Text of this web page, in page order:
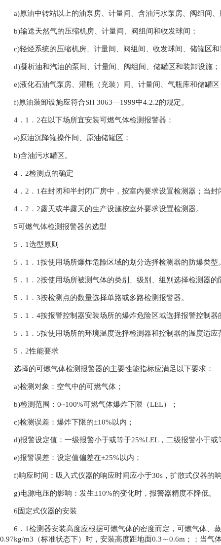
a)原油中转站以上的油泵房、计量间、含油污水泵房、阀组间
b)输送天然气的压缩机房、计量间、阀组间和收发球间；
c)轻烃系统的压缩机房、计量间、阀组间、收发球间、储罐区
d)凝析油和汽油的泵间、计量间、阀组间、储罐区和装卸设施；
e)液化石油气泵房、灌瓶（充装）间、计量间、气瓶库和储罐区
f)原油装卸设施应符合SH 3063—1999中4.2.2的规定。
4．1．2在以下场所宜安装可燃气体检测报警器：
a)原油沉降罐操作间、原油储罐区；
b)含油污水罐区。
4．2检测点的确定
4．2．1在封闭和半封闭厂房中，按室内要求设置检测器；当
4．2．2露天或半露天的生产设施按室外要求设置检测器。
5可燃气体检测报警器的选型
5．1选型原则
5．1．1按使用场所爆炸危险区域的划分选择检测器的防爆类型
5．1．2按使用场所被测气体的类别、级别、组别选择检测器的
5．1．3按检测点的数量选择单路或多路检测报警器。
5．1．4按报警控制器安装场所的爆炸危险区域选择报警控制器
5．1．5按使用场所的环境温度选择检测器和控制器的温度适应
5．2性能要求
选择的可燃气体检测报警器的主要性能指标应满足以下要求：
a)检测对象：空气中的可燃气体；
b)检测范围：0~100%可燃气体爆炸下限（LEL）；
c)检测误差：爆炸下限的±10%以内；
d)报警设定值：一级报警小于或等于25%LEL，二级报警小于或
e)报警误差：设定值偏差在±25%以内；
f)响应时间：吸入式仪器的响应时间应小于30s，扩散式仪器的
g)电源电压的影响：发生±10%的变化时，报警器精度不降低。
6固定式仪器的安装
6．1检测器安装高度应根据可燃气体的密度而定，可燃气体、
0.97kg/m3（标准状态下）时，安装高度距地面0.3～0.6m；；当气